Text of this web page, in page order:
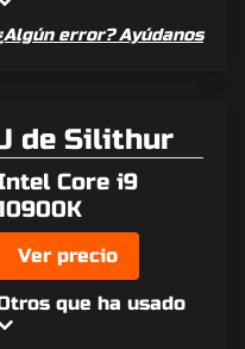
error? Ayúdanos
de Silithur
Core i9
Ver precio
que ha usado